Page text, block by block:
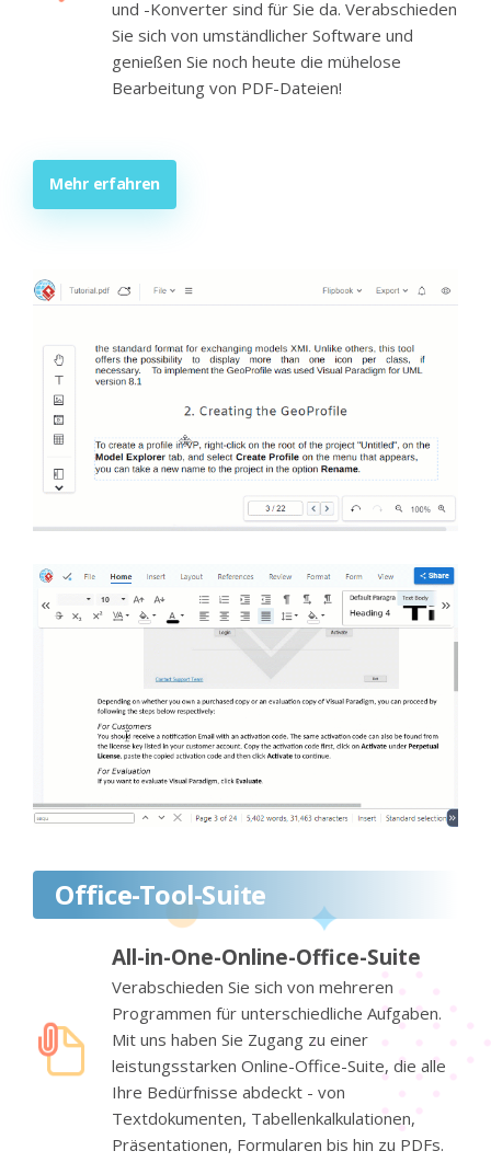
und -Konverter sind für Sie da. Verabschieden
Sie sich von umständlicher Software und
genießen Sie noch heute die mühelose
Bearbeitung von PDF-Dateien!
Mehr erfahren
Office-Tool-Suite
All-in-One-Online-Office-Suite
Verabschieden Sie sich von mehreren
Programmen für unterschiedliche Aufgaben.
Mit uns haben Sie Zugang zu einer
leistungsstarken Online-Office-Suite, die alle
Ihre Bedürfnisse abdeckt - von
Textdokumenten, Tabellenkalkulationen,
Präsentationen, Formularen bis hin zu PDFs.